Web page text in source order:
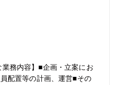
務内容】■企画・立案にお
配置等の計画、運営■その